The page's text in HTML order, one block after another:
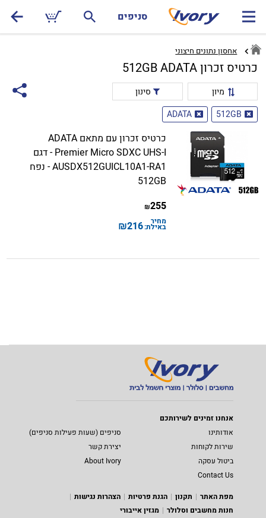
סניפים
אחסון נתונים חיצוני
כרטיס זכרון 512GB ADATA
מיון
סינון
512GB
ADATA
כרטיס זכרון עם מתאם ADATA
Premier Micro SDXC UHS-I - דגם
AUSDX512GUICL10A1-RA1 - נפח
512GB
255
₪
מחיר
באילת:216
₪
אנחנו זמינים לשירותכם
אודותינו
סניפים (שעות פעילות סניפים)
שירות לקוחות
יצירת קשר
ביטול עסקה
About Ivory
Contact Us
מפת האתר
תקנון הגנת פרטיות
הצהרות נגישות
חנות מחשבים וסלולר
מגזין אייבורי